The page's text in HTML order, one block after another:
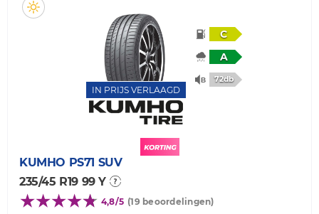
IN PRIJS VERLAAGD
C
A
72db
KUMHO PS71 SUV
235/45 R19 99 Y
4,8/5 (19 beoordelingen)